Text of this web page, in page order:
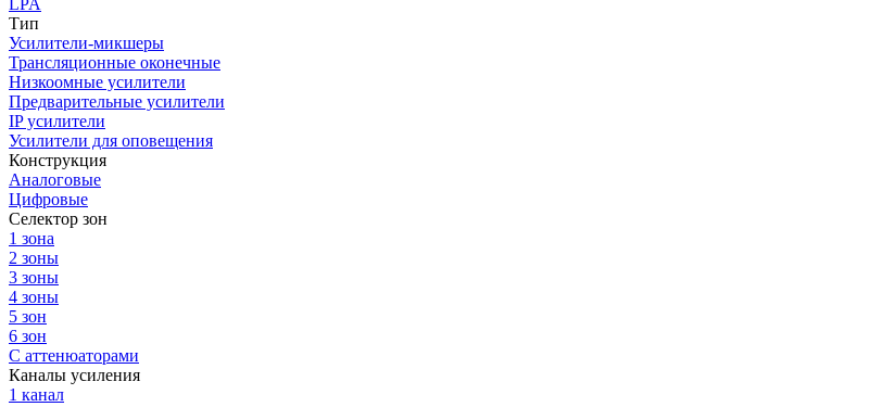
LPA
Тип
Усилители-микшеры
Трансляционные оконечные
Низкоомные усилители
Предварительные усилители
IP усилители
Усилители для оповещения
Конструкция
Аналоговые
Цифровые
Селектор зон
1 зона
2 зоны
3 зоны
4 зоны
5 зон
6 зон
С аттенюаторами
Каналы усиления
1 канал